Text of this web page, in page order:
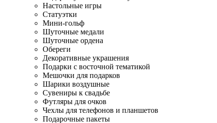
Настольные игры
Статуэтки
Мини-гольф
Шуточные медали
Шуточные ордена
Обереги
Декоративные украшения
Подарки с восточной тематикой
Мешочки для подарков
Шарики воздушные
Сувениры к свадьбе
Футляры для очков
Чехлы для телефонов и планшетов
Подарочные пакеты